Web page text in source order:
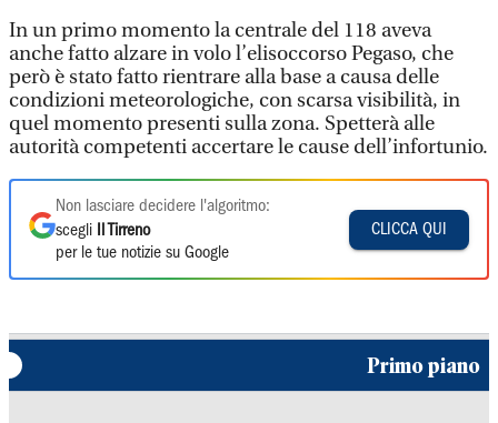
In un primo momento la centrale del 118 aveva
anche fatto alzare in volo l’elisoccorso Pegaso, che
però è stato fatto rientrare alla base a causa delle
condizioni meteorologiche, con scarsa visibilità, in
quel momento presenti sulla zona. Spetterà alle
autorità competenti accertare le cause dell’infortunio.
Non lasciare decidere l'algoritmo:
scegli
Il Tirreno
per le tue notizie su Google
CLICCA QUI
Primo piano